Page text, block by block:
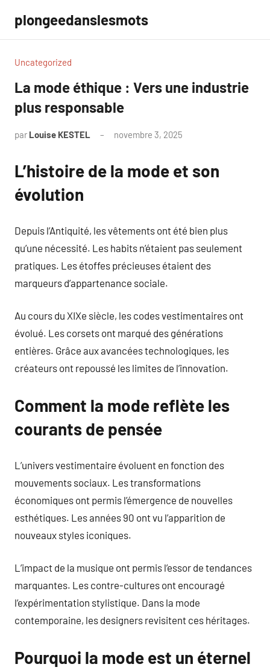
contenu
plongeedanslesmots
Uncategorized
La mode éthique : Vers une industrie
plus responsable
par Louise KESTEL novembre 3, 2025
L’histoire de la mode et son
évolution
Depuis l’Antiquité, les vêtements ont été bien plus
qu’une nécessité. Les habits n’étaient pas seulement
pratiques. Les étoffes précieuses étaient des
marqueurs d’appartenance sociale.
Au cours du XIXe siècle, les codes vestimentaires ont
évolué. Les corsets ont marqué des générations
entières. Grâce aux avancées technologiques, les
créateurs ont repoussé les limites de l’innovation.
Comment la mode reflète les
courants de pensée
L’univers vestimentaire évoluent en fonction des
mouvements sociaux. Les transformations
économiques ont permis l’émergence de nouvelles
esthétiques. Les années 90 ont vu l’apparition de
nouveaux styles iconiques.
L’impact de la musique ont permis l’essor de tendances
marquantes. Les contre-cultures ont encouragé
l’expérimentation stylistique. Dans la mode
contemporaine, les designers revisitent ces héritages.
Pourquoi la mode est un éternel